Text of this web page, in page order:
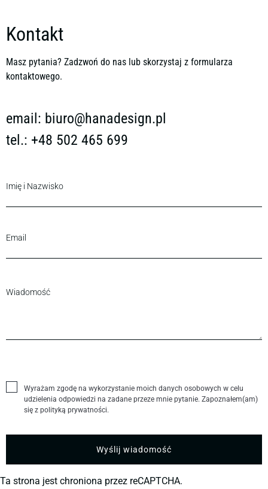
Kontakt
Masz pytania? Zadzwoń do nas lub skorzystaj z formularza
kontaktowego.
email: biuro@hanadesign.pl
tel.: +48 502 465 699
Wyrażam zgodę na wykorzystanie moich danych osobowych w celu
udzielenia odpowiedzi na zadane przeze mnie pytanie. Zapoznałem(am)
się z polityką prywatności.
Ta strona jest chroniona przez reCAPTCHA.